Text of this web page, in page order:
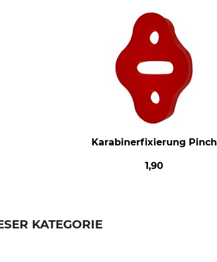
Karabinerfixierung Pinch
1,90
KATEGORIE